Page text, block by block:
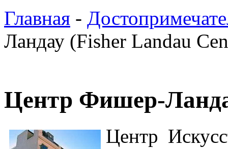
Главная -
Ландау (Fisher Landau
Центр Фишер-
Центр